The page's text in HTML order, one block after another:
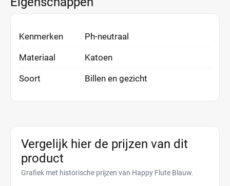
Kenmerken Ph-neutraal
Materiaal Katoen
Soort Billen en gezicht
Vergelijk hier de prijzen van dit
product
Grafiek met historische prijzen van Happy Flute Blauw.